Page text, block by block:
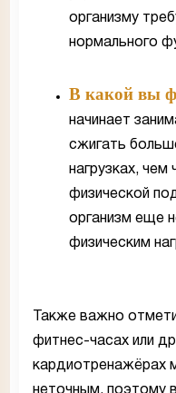
организму
нормального
В какой вы
начинает
сжигать
нагрузках,
физической
организм еще
физическим
Также важно
фитнес-часах или
кардиотренажёрах
неточным, поэтому